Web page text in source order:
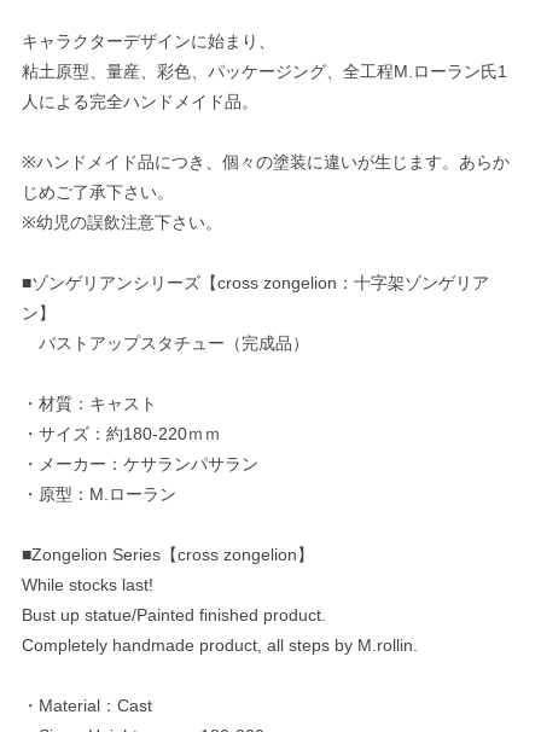
キャラクターデザインに始まり、
粘土原型、量産、彩色、パッケージング、全工程M.ローラン氏1
人による完全ハンドメイド品。
※ハンドメイド品につき、個々の塗装に違いが生じます。あらか
じめご了承下さい。
※幼児の誤飲注意下さい。
■ゾンゲリアンシリーズ【cross zongelion：十字架ゾンゲリア
ン】
バストアップスタチュー（完成品）
・材質：キャスト
・サイズ：約180-220ｍｍ
・メーカー：ケサランパサラン
・原型：M.ローラン
■Zongelion Series【cross zongelion】
While stocks last!
Bust up statue/Painted finished product.
Completely handmade product, all steps by M.rollin.
・Material：Cast